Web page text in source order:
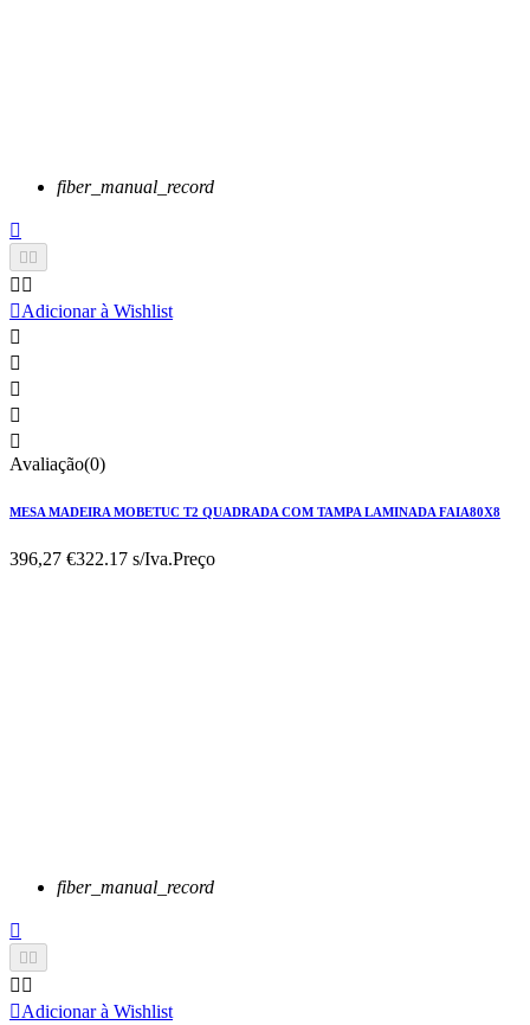
fiber_manual_record

 
 
Adicionar à Wishlist





Avaliação(0)
MESA MADEIRA MOBETUC T2 QUADRADA COM TAMPA LAMINADA FAIA80X8
396,27 €322.17 s/Iva.Preço
fiber_manual_record

 
 
Adicionar à Wishlist